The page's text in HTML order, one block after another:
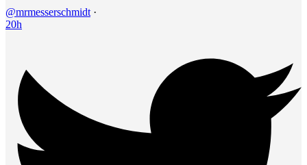
@mrmesserschmidt ·
20h